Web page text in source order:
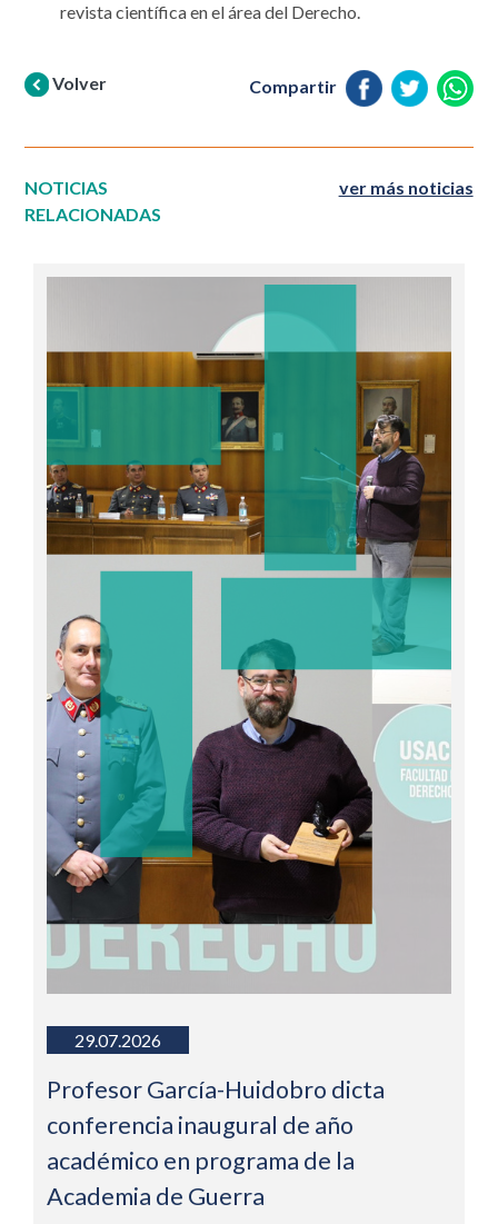
revista científica en el área del Derecho.
Volver Compartir
NOTICIAS
RELACIONADAS
ver más noticias
29.07.2026
Profesor García-Huidobro dicta
conferencia inaugural de año
académico en programa de la
Academia de Guerra